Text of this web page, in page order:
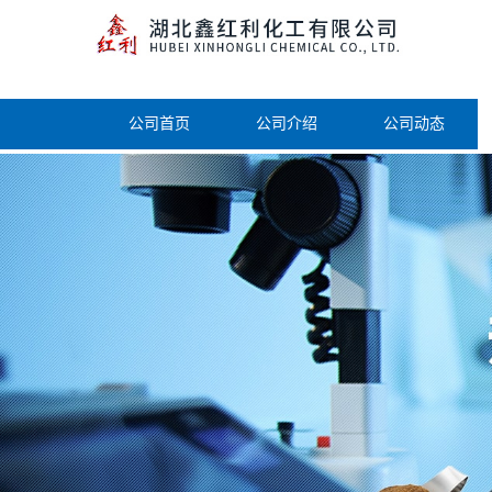
公司首页 公司介绍 公司动态